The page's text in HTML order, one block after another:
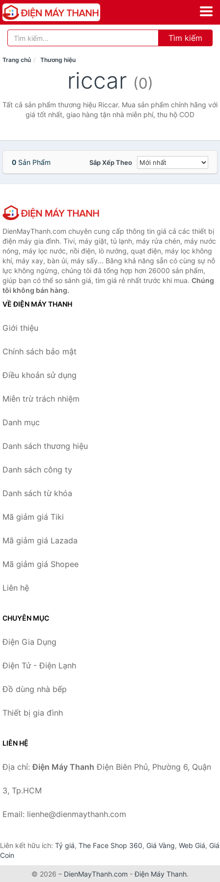
Tìm kiếm
Trang chủ Thương hiệu
riccar (0)
Tất cả sản phẩm thương hiệu Riccar. Mua sản phẩm chính hãng với
giá tốt nhất, giao hàng tận nhà miễn phí, thu hộ COD
0 Sản Phẩm Sắp Xếp Theo
DienMayThanh.com chuyên cung cấp thông tin giá cả các thiết bị
điện máy gia đình. Tivi, máy giặt, tủ lạnh, máy rửa chén, máy nước
nóng, máy lọc nước, nồi điện, lò nướng, quạt điện, máy lọc không
khí, máy xay, bàn ủi, máy sấy... Bằng khả năng sẵn có cùng sự nỗ
lực không ngừng, chúng tôi đã tổng hợp hơn 26000 sản phẩm,
giúp bạn có thể so sánh giá, tìm giá rẻ nhất trước khi mua. Chúng
tôi không bán hàng.
VỀ ĐIỆN MÁY THANH
Giới thiệu
Chính sách bảo mật
Điều khoản sử dụng
Miễn trừ trách nhiệm
Danh mục
Danh sách thương hiệu
Danh sách công ty
Danh sách từ khóa
Mã giảm giá Tiki
Mã giảm giá Lazada
Mã giảm giá Shopee
Liên hệ
CHUYÊN MỤC
Điện Gia Dụng
Điện Tử - Điện Lạnh
Đồ dùng nhà bếp
Thiết bị gia đình
LIÊN HỆ
Địa chỉ:Điện Máy Thanh Điện Biên Phủ, Phường 6, Quận
3, Tp.HCM
Email: lienhe@dienmaythanh.com
Liên kết hữu ích: Tỷ giá, The Face Shop 360, Giá Vàng, Web Giá, Giá
Coin
© 2026 – DienMayThanh.com -Điện Máy Thanh.